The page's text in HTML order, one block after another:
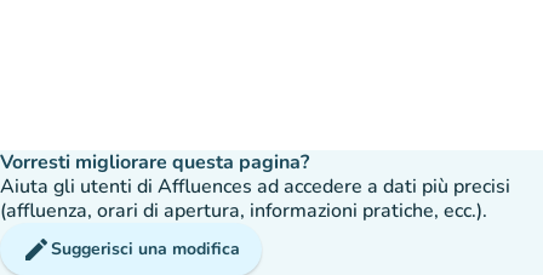
Vorresti migliorare questa pagina?
Aiuta gli utenti di Affluences ad accedere a dati più precisi
(affluenza, orari di apertura, informazioni pratiche, ecc.).
editSuggerisci una modifica